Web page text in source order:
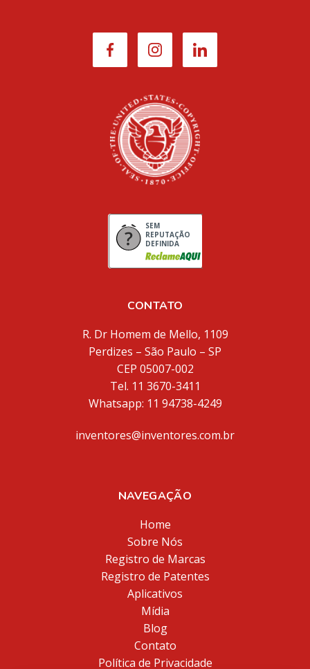
SEM
REPUTAÇÃO
DEFINIDA
CONTATO
R. Dr Homem de Mello, 1109
Perdizes – São Paulo – SP
CEP 05007-002
Tel. 11 3670-3411
Whatsapp: 11 94738-4249
inventores@inventores.com.br
NAVEGAÇÃO
Home
Sobre Nós
Registro de Marcas
Registro de Patentes
Aplicativos
Mídia
Blog
Contato
Política de Privacidade